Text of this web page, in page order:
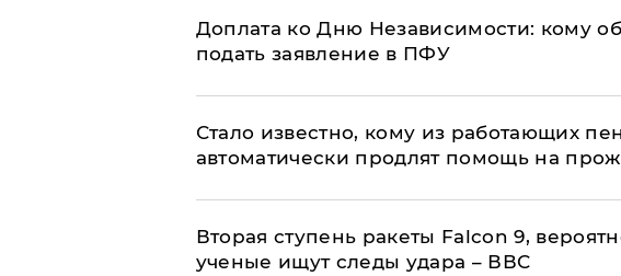
Доплата ко Дню Независимости: кому
подать заявление в ПФУ
Стало известно, кому из работающих
автоматически продлят помощь на
Вторая ступень ракеты Falcon 9,
ученые ищут следы удара – ВВС